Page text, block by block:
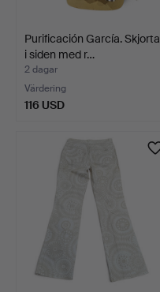
Purificación García. Skjorta
i siden med r…
2 dagar
Värdering
116 USD